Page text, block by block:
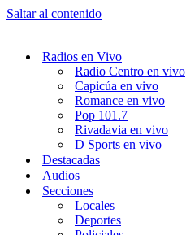
Saltar al contenido
Radios en Vivo
Radio Centro en vivo
Capicúa en vivo
Romance en vivo
Pop 101.7
Rivadavia en vivo
D Sports en vivo
Destacadas
Audios
Secciones
Locales
Deportes